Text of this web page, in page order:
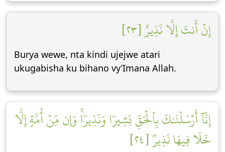
إِنۡ أَنتَ إِلَّا نَذِيرٌ [٢٣]
Burya wewe, nta kindi ujejwe atari
ukugabisha ku bihano vy’Imana Allah.
إِنَّآ أَرۡسَلۡنَٰكَ بِٱلۡحَقِّ بَشِيرٗا وَنَذِيرٗاۚ وَإِن مِّنۡ أُمَّةٍ إِلَّا
خَلَا فِيهَا نَذِيرٞ [٢٤]